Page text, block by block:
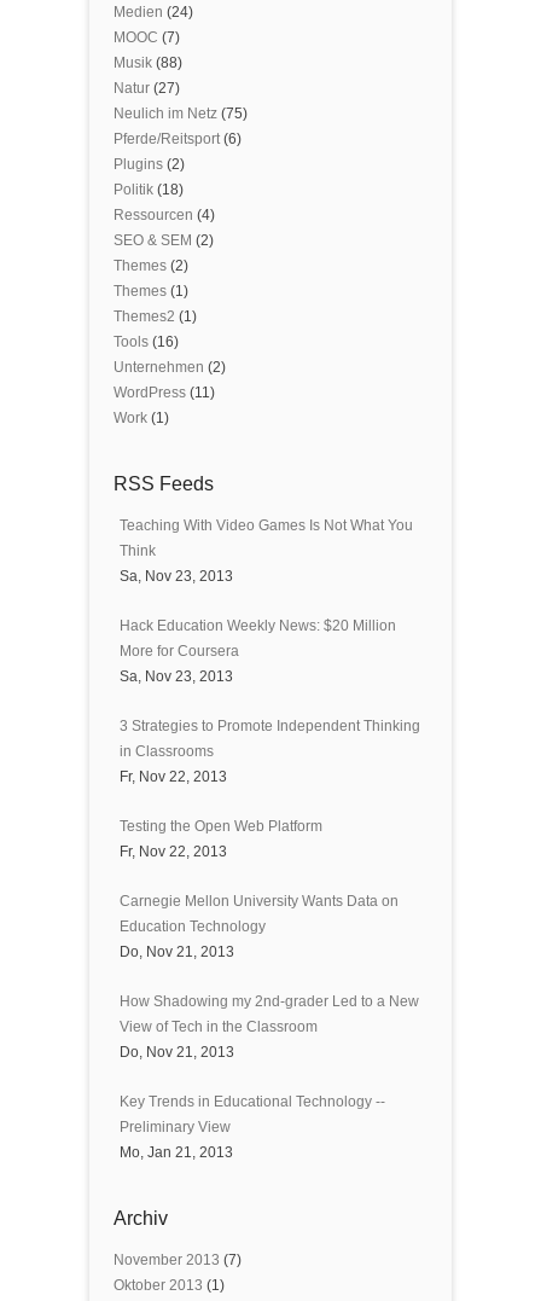
Medien (24)
MOOC (7)
Musik (88)
Natur (27)
Neulich im Netz (75)
Pferde/Reitsport(6)
Plugins (2)
Politik (18)
Ressourcen (4)
SEO & SEM (2)
Themes (2)
Themes (1)
Themes2 (1)
Tools (16)
Unternehmen (2)
WordPress (11)
Work (1)
RSS Feeds
Teaching With Video Games Is Not What You
Think
Sa, Nov 23, 2013
Hack Education Weekly News: $20 Million
More for Coursera
Sa, Nov 23, 2013
3 Strategies to Promote Independent Thinking
in Classrooms
Fr, Nov 22, 2013
Testing the Open Web Platform
Fr, Nov 22, 2013
Carnegie Mellon University Wants Data on
Education Technology
Do, Nov 21, 2013
How Shadowing my 2nd-grader Led to a New
View of Tech in the Classroom
Do, Nov 21, 2013
Key Trends in Educational Technology --
Preliminary View
Mo, Jan 21, 2013
Archiv
November 2013 (7)
Oktober 2013 (1)